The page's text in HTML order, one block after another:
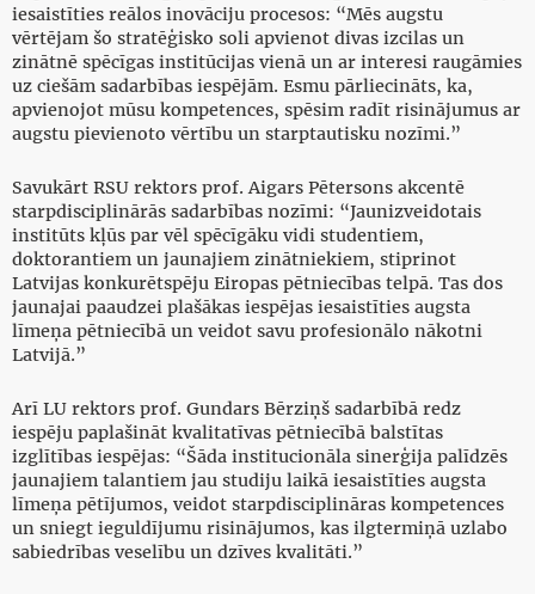
iesaistīties reālos inovāciju procesos: “Mēs augstu
vērtējam šo stratēģisko soli apvienot divas izcilas un
zinātnē spēcīgas institūcijas vienā un ar interesi raugāmies
uz ciešām sadarbības iespējām. Esmu pārliecināts, ka,
apvienojot mūsu kompetences, spēsim radīt risinājumus ar
augstu pievienoto vērtību un starptautisku nozīmi.”
Savukārt RSU rektors prof. Aigars Pētersons akcentē
starpdisciplinārās sadarbības nozīmi: “Jaunizveidotais
institūts kļūs par vēl spēcīgāku vidi studentiem,
doktorantiem un jaunajiem zinātniekiem, stiprinot
Latvijas konkurētspēju Eiropas pētniecības telpā. Tas dos
jaunajai paaudzei plašākas iespējas iesaistīties augsta
līmeņa pētniecībā un veidot savu profesionālo nākotni
Latvijā.”
Arī LU rektors prof. Gundars Bērziņš sadarbībā redz
iespēju paplašināt kvalitatīvas pētniecībā balstītas
izglītības iespējas: “Šāda institucionāla sinerģija palīdzēs
jaunajiem talantiem jau studiju laikā iesaistīties augsta
līmeņa pētījumos, veidot starpdisciplināras kompetences
un sniegt ieguldījumu risinājumos, kas ilgtermiņā uzlabo
sabiedrības veselību un dzīves kvalitāti.”